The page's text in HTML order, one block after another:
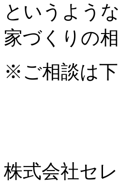
というよう
家づくりの
※ご相談は
株式会社セ